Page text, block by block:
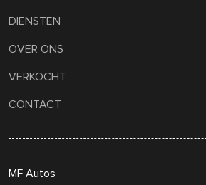
DIENSTEN
OVER ONS
VERKOCHT
CONTACT
MF Autos